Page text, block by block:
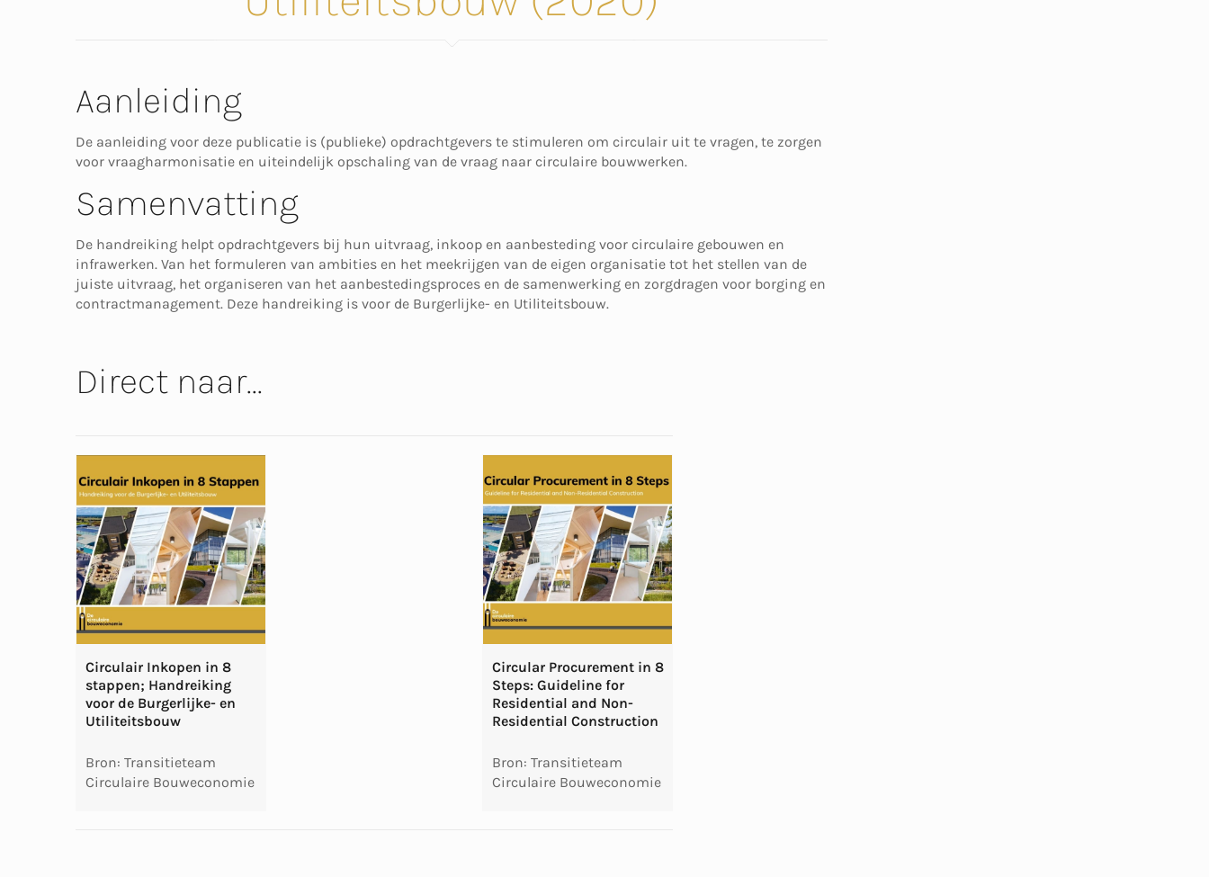
Aanleiding
De aanleiding voor deze publicatie is (publieke) opdrachtgevers te stimuleren om circulair uit te vragen, te zorgen
voor vraagharmonisatie en uiteindelijk opschaling van de vraag naar circulaire bouwwerken.
Samenvatting
De handreiking helpt opdrachtgevers bij hun uitvraag, inkoop en aanbesteding voor circulaire gebouwen en
infrawerken. Van het formuleren van ambities en het meekrijgen van de eigen organisatie tot het stellen van de
juiste uitvraag, het organiseren van het aanbestedingsproces en de samenwerking en zorgdragen voor borging en
contractmanagement. Deze handreiking is voor de Burgerlijke- en Utiliteitsbouw.
Direct naar...
Circulair Inkopen in 8
stappen; Handreiking
voor de Burgerlijke- en
Utiliteitsbouw
Bron: Transitieteam
Circulaire Bouweconomie
Circular Procurement in 8
Steps: Guideline for
Residential and Non-
Residential Construction
Bron: Transitieteam
Circulaire Bouweconomie